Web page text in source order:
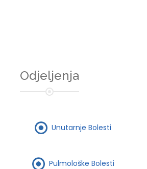
Odjeljenja
Unutarnje Bolesti
Pulmološke Bolesti